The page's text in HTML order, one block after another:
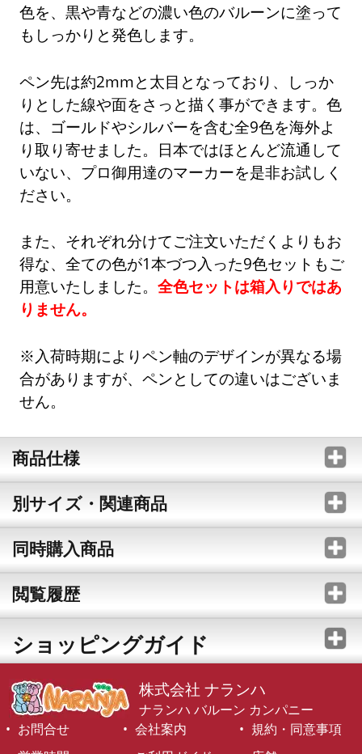
色を、黒や青などの濃い色のバルーンに塗って
もしっかりと発色します。
ペン先は約2mmと太目となっており、しっか
りとした線や面をさっと描く事ができます。色
は、ゴールドやシルバーを含む全9色を海外よ
り取り寄せました。日本ではほとんど流通して
いない、プロ御用達のマーカーを是非お試しく
ださい。
また、それぞれ分けてご注文いただくよりもお
得な、全ての色が1本づつ入った9色セットもご
用意いたしました。全色セットは箱入りではあ
りません。
※入荷時期によりペン軸のデザインが異なる場
合がありますが、ペンとしての違いはございま
せん。
商品仕様
別サイズ・関連商品
同時購入商品
閲覧履歴
ショッピングガイド
株式会社 ナランハ
ナランハ バルーン カンパニー
お問合せ
会社案内
規約・同意事項